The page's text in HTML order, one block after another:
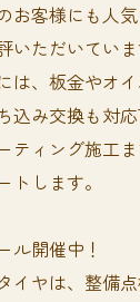
お客様にも人
いただいてい
は、板金やオ
込み交換も対
ティング施工
トします。
ル開催中！
イヤは、整備